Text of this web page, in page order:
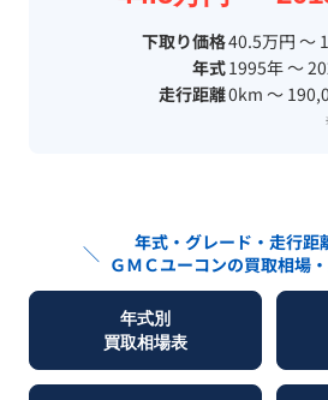
下取り価格40.5万円 〜
年式1995年 〜
走行距離0km 〜
＼
年式・グレード・走行距
ＧＭＣユーコンの買取相場
年式別
買取相場表